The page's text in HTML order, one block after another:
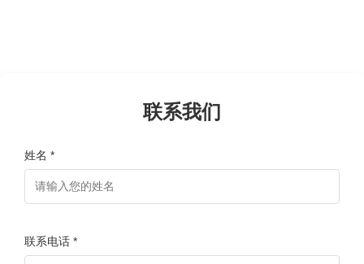
联系我们
姓名 *
联系电话 *